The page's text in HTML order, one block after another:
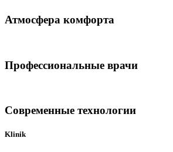
Атмосфера комфорта
Профессиональные врачи
Современные технологии
Klinik